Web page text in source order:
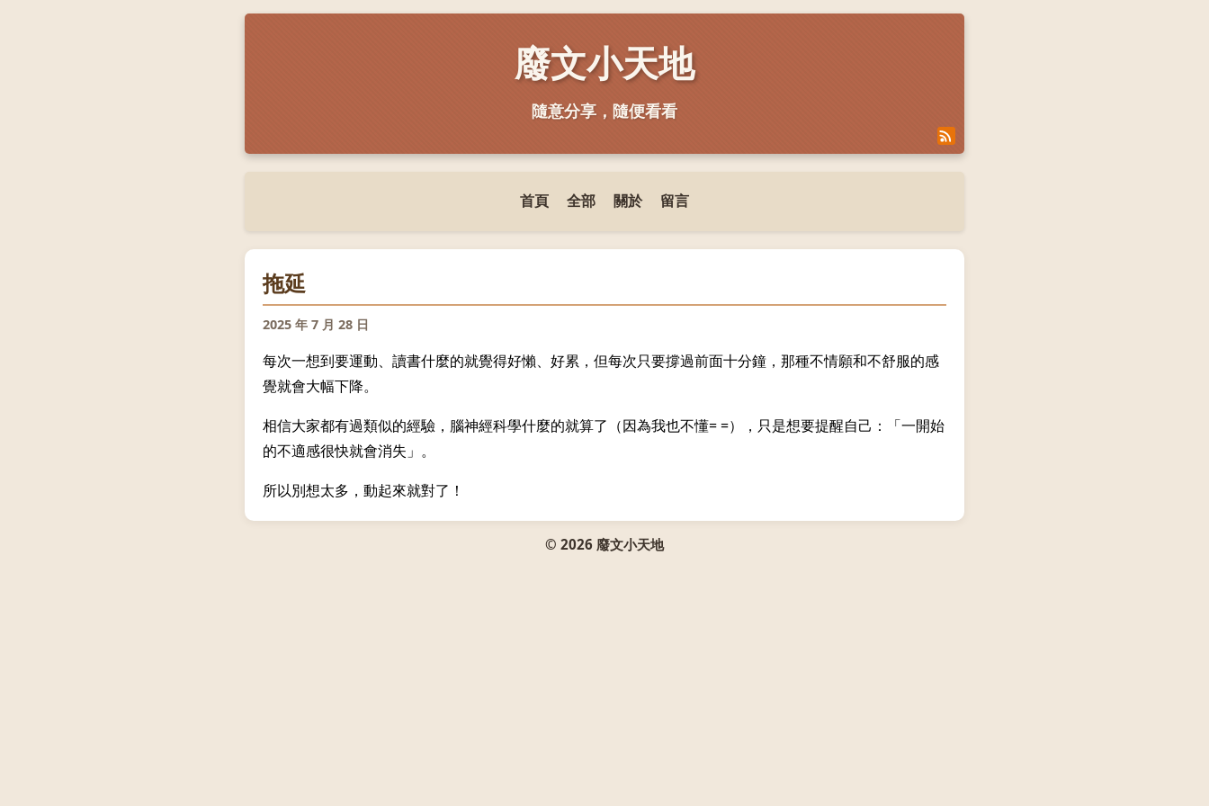
廢文小天地
隨意分享，隨便看看
首頁 全部 關於 留言
拖延
2025 年 7 月 28 日
每次一想到要運動、讀書什麼的就覺得好懶、好累，但每次只要撐過前面十分鐘，那種不情願和不舒服的感
覺就會大幅下降。
相信大家都有過類似的經驗，腦神經科學什麼的就算了（因為我也不懂= =），只是想要提醒自己：「一開始
的不適感很快就會消失」。
所以別想太多，動起來就對了！
© 2026 廢文小天地